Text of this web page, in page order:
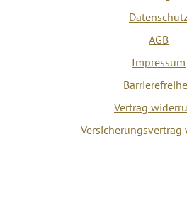
AGB
Impressum
Vertrag
Versicherungsvertrag